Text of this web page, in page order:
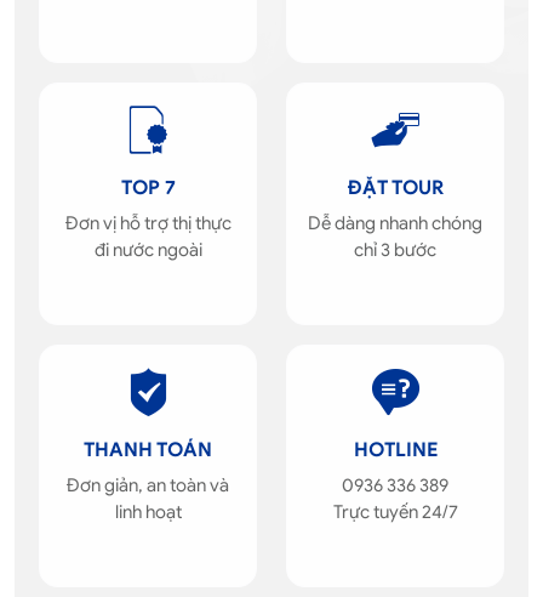
TOP 7
Đơn vị hỗ trợ thị thực
đi nước ngoài
ĐẶT TOUR
Dễ dàng nhanh chóng
chỉ 3 bước
THANH TOÁN
Đơn giản, an toàn và
linh hoạt
HOTLINE
0936 336 389
Trực tuyến 24/7